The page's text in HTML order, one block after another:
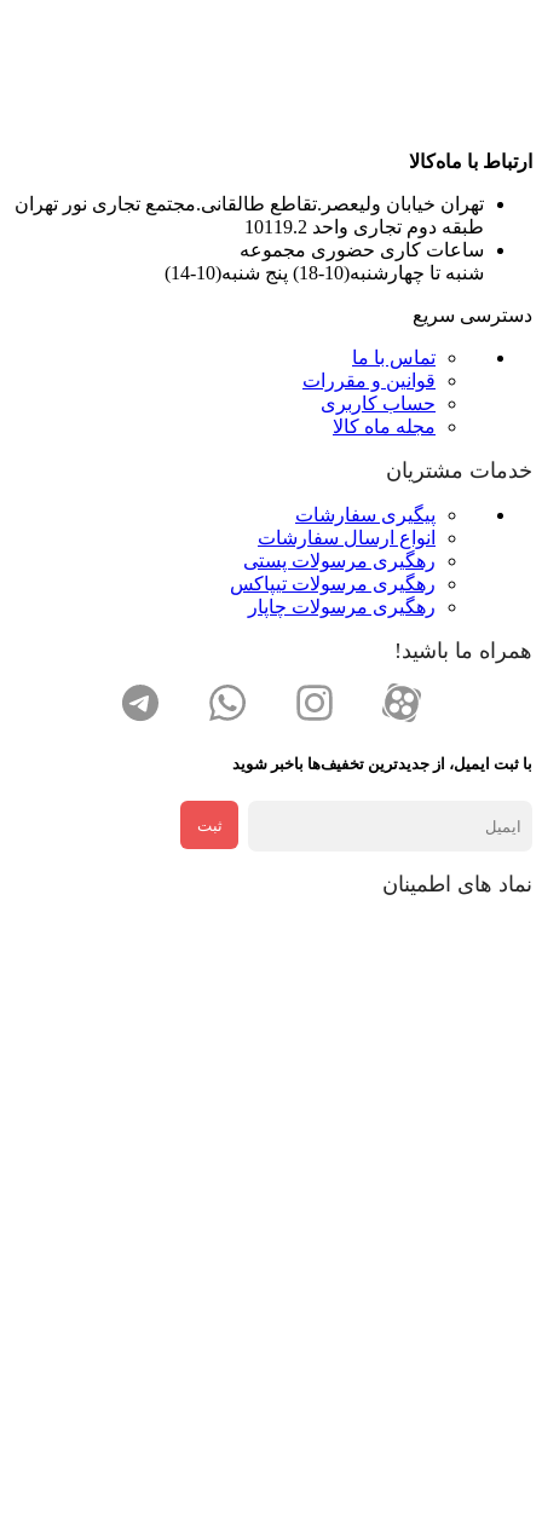
ارتباط با ماه‌کالا
تهران خیابان ولیعصر.تقاطع طالقانی.مجتمع تجاری نور تهران
طبقه دوم تجاری واحد 10119.2
ساعات کاری حضوری مجموعه
شنبه تا چهارشنبه(10-18) پنج شنبه(10-14)
دسترسی سریع
تماس با ما
قوانین و مقررات
حساب کاربری
مجله ماه کالا
خدمات مشتریان
پیگیری سفارشات
انواع ارسال سفارشات
رهگیری مرسولات پستی
رهگیری مرسولات تیپاکس
رهگیری مرسولات چاپار
همراه ما باشید!
با ثبت ایمیل، از جدید‌ترین تخفیف‌ها با‌خبر شوید
ثبت
نماد های اطمینان